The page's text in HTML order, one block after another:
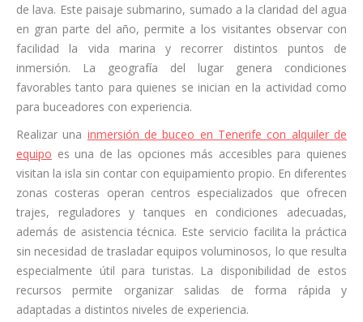
de lava. Este paisaje submarino, sumado a la claridad del agua
en gran parte del año, permite a los visitantes observar con
facilidad la vida marina y recorrer distintos puntos de
inmersión. La geografía del lugar genera condiciones
favorables tanto para quienes se inician en la actividad como
para buceadores con experiencia.
Realizar una inmersión de buceo en Tenerife con alquiler de
equipo es una de las opciones más accesibles para quienes
visitan la isla sin contar con equipamiento propio. En diferentes
zonas costeras operan centros especializados que ofrecen
trajes, reguladores y tanques en condiciones adecuadas,
además de asistencia técnica. Este servicio facilita la práctica
sin necesidad de trasladar equipos voluminosos, lo que resulta
especialmente útil para turistas. La disponibilidad de estos
recursos permite organizar salidas de forma rápida y
adaptadas a distintos niveles de experiencia.